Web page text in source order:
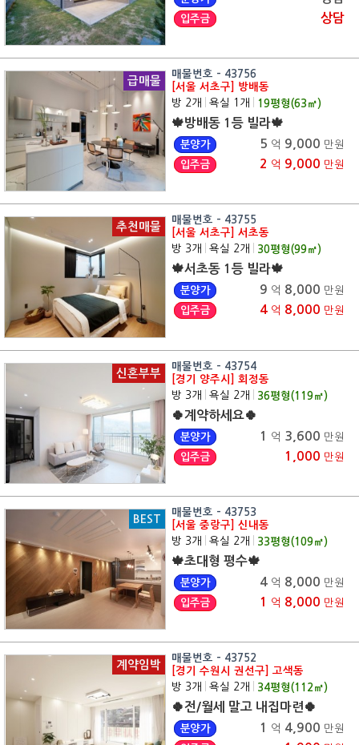
입주금 상담
급매물
매물번호 - 43756
[서울 서초구] 방배동
방 2개
욕실 1개 19평형(63㎡)
🍁방배동 1등 빌라🍁
분양가 5 억 9,000 만원
입주금
2 억 9,000 만원
추천매물
매물번호 - 43755
[서울 서초구] 서초동
방 3개
욕실 2개 30평형(99㎡)
🍁서초동 1등 빌라🍁
분양가 9 억 8,000 만원
입주금
4 억 8,000 만원
신혼부부
매물번호 - 43754
[경기 양주시] 회정동
방 3개
욕실 2개 36평형(119㎡)
🍀계약하세요🍀
분양가 1 억 3,600 만원
입주금
1,000 만원
BEST
매물번호 - 43753
[서울 중랑구] 신내동
방 3개
욕실 2개 33평형(109㎡)
🍁초대형 평수🍁
분양가 4 억 8,000 만원
입주금
1 억 8,000 만원
계약임박
매물번호 - 43752
[경기 수원시 권선구] 고색동
방 3개
욕실 2개 34평형(112 ㎡)
🍀전/월세 말고 내집마련🍀
분양가 1 억 4,900 만원